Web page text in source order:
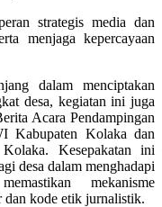
strategis media dan
menjaga kepercayaan
dalam menciptakan
desa, kegiatan ini juga
Acara Pendampingan
Kabupaten Kolaka dan
Kesepakatan ini
desa dalam menghadapi
mekanisme
dan kode etik jurnalistik.